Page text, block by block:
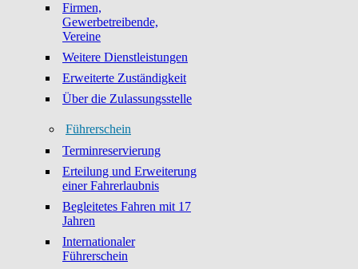
Firmen,
Gewerbetreibende,
Vereine
Weitere Dienstleistungen
Erweiterte Zuständigkeit
Über die Zulassungsstelle
Führerschein
Terminreservierung
Erteilung und Erweiterung
einer Fahrerlaubnis
Begleitetes Fahren mit 17
Jahren
Internationaler
Führerschein